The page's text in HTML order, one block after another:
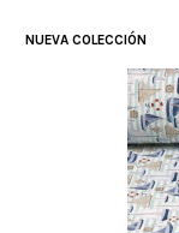
NUEVA COLECCIÓN